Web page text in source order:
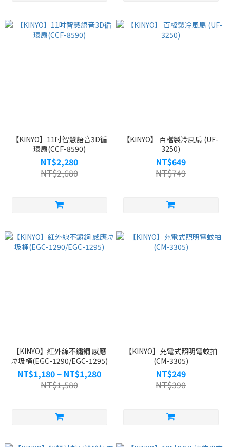
【KINYO】11吋智慧語音3D循
環扇(CCF-8590)
NT$2,280
NT$2,680
【KINYO】 百檔製冷風扇 (UF-
3250)
NT$649
NT$749
【KINYO】紅外線不鏽鋼 感應
垃圾桶(EGC-1290/EGC-1295)
NT$1,180 ~ NT$1,280
NT$1,580
【KINYO】充電式照明電蚊拍
(CM-3305)
NT$249
NT$390